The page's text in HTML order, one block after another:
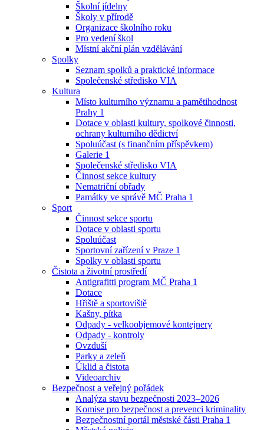
Školní jídelny
Školy v přírodě
Organizace školního roku
Pro vedení škol
Místní akční plán vzdělávání
Spolky
Seznam spolků a praktické informace
Společenské středisko VIA
Kultura
Místo kulturního významu a pamětihodnost
Prahy 1
Dotace v oblasti kultury, spolkové činnosti,
ochrany kulturního dědictví
Spoluúčast (s finančním příspěvkem)
Galerie 1
Společenské středisko VIA
Činnost sekce kultury
Nematriční obřady
Památky ve správě MČ Praha 1
Sport
Činnost sekce sportu
Dotace v oblasti sportu
Spoluúčast
Sportovní zařízení v Praze 1
Spolky v oblasti sportu
Čistota a životní prostředí
Antigrafitti program MČ Praha 1
Dotace
Hřiště a sportoviště
Kašny, pítka
Odpady - velkoobjemové kontejnery
Odpady - kontroly
Ovzduší
Parky a zeleň
Úklid a čistota
Videoarchiv
Bezpečnost a veřejný pořádek
Analýza stavu bezpečnosti 2023–2026
Komise pro bezpečnost a prevenci kriminality
Bezpečnostní portál městské části Praha 1